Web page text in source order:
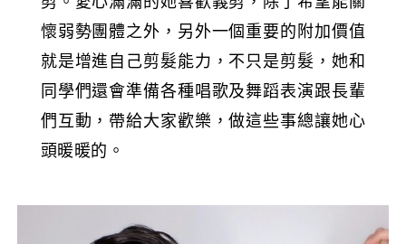
懷弱勢團體之外，另外一個重要的附加價值
就是增進自己剪髮能力，不只是剪髮，她和
同學們還會準備各種唱歌及舞蹈表演跟長輩
們互動，帶給大家歡樂，做這些事總讓她心
頭暖暖的。